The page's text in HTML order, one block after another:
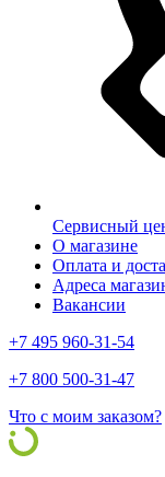
Сервисный
О магазине
Оплата и
Адреса
Вакансии
+7 495 960-31-54
+7 800 500-31-47
Что с моим заказом?